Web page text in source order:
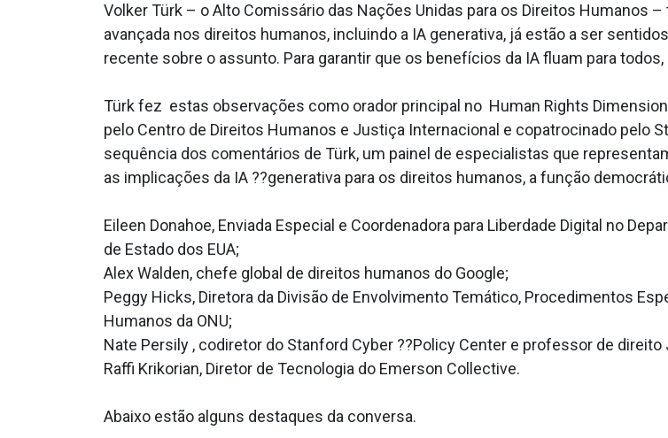
Volker Türk – o Alto Comissário das Nações Unidas para os Direitos Humanos
avançada nos direitos humanos, incluindo a IA generativa, já estão a ser
recente sobre o assunto. Para garantir que os benefícios da IA fluam para
Türk fez estas observações como orador principal no Human Rights
pelo Centro de Direitos Humanos e Justiça Internacional e copatrocinado pelo
sequência dos comentários de Türk, um painel de especialistas que
as implicações da IA ??generativa para os direitos humanos, a função
Eileen Donahoe, Enviada Especial e Coordenadora para Liberdade Digital no
de Estado dos EUA;
Alex Walden, chefe global de direitos humanos do Google;
Peggy Hicks, Diretora da Divisão de Envolvimento Temático, Procedimentos
Humanos da ONU;
Nate Persily , codiretor do Stanford Cyber ??Policy Center e professor de
Raffi Krikorian, Diretor de Tecnologia do Emerson Collective.
Abaixo estão alguns destaques da conversa.